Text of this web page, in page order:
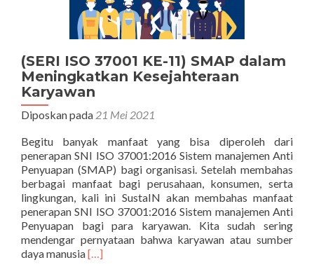
(SERI ISO 37001 KE-11) SMAP dalam
Meningkatkan Kesejahteraan
Karyawan
Diposkan pada 21 Mei 2021
Begitu banyak manfaat yang bisa diperoleh dari
penerapan SNI ISO 37001:2016 Sistem manajemen Anti
Penyuapan (SMAP) bagi organisasi. Setelah membahas
berbagai manfaat bagi perusahaan, konsumen, serta
lingkungan, kali ini SustaIN akan membahas manfaat
penerapan SNI ISO 37001:2016 Sistem manajemen Anti
Penyuapan bagi para karyawan. Kita sudah sering
mendengar pernyataan bahwa karyawan atau sumber
daya manusiaSelengkapnya
[…]